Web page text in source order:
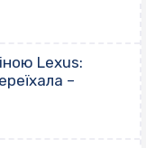
Lexus:
–